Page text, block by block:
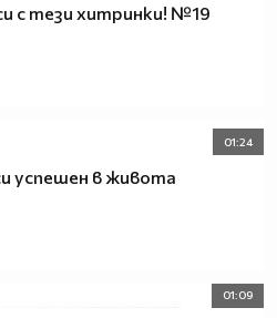
с тези хитринки! №19
01:24
успешен в живота
01:09